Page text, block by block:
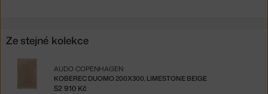
Ze stejné kolekce
KOBEREC DUOMO 200X300, LIMESTONE BEIGE
AUDO COPENHAGEN
52 910 Kč